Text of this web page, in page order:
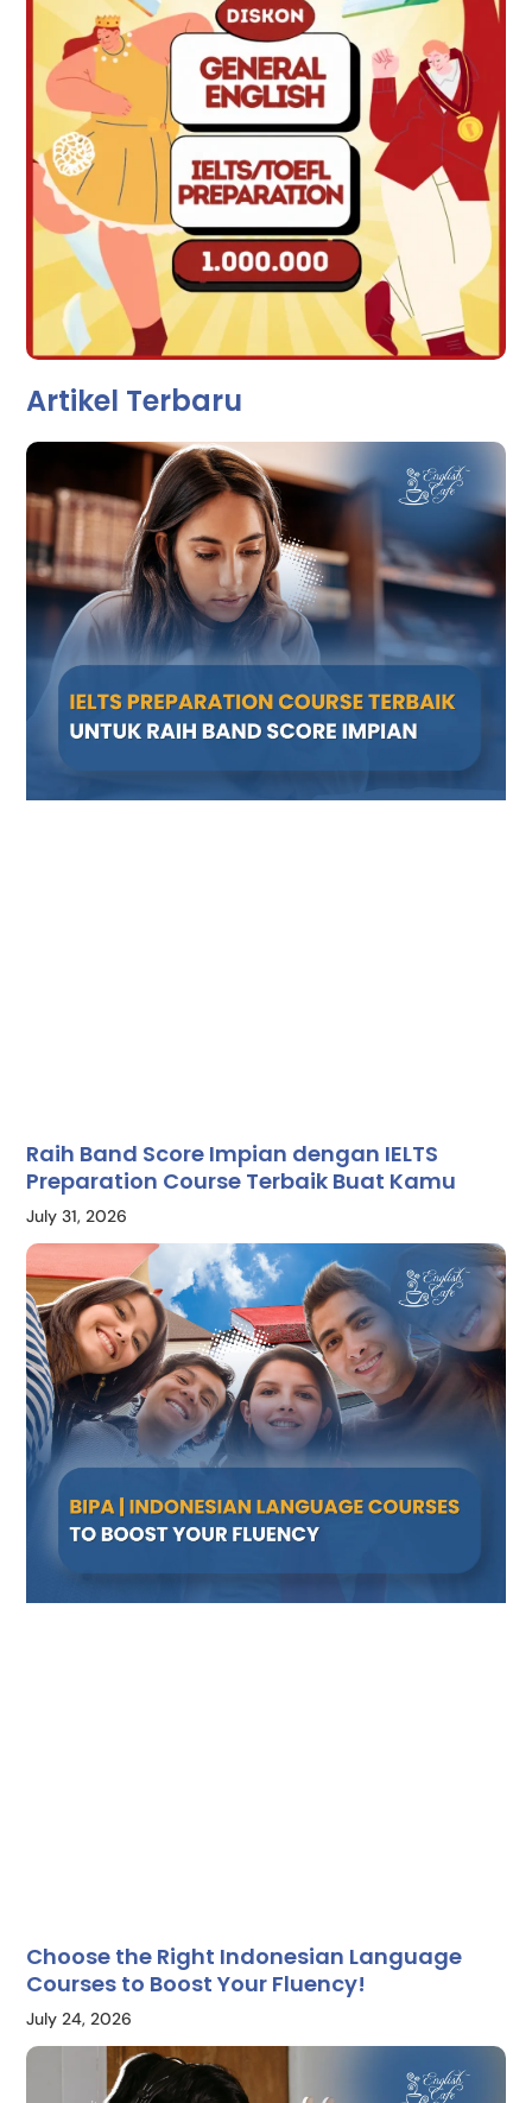
Artikel Terbaru
Raih Band Score Impian dengan IELTS
Preparation Course Terbaik Buat Kamu
July 31, 2026
Choose the Right Indonesian Language
Courses to Boost Your Fluency!
July 24, 2026